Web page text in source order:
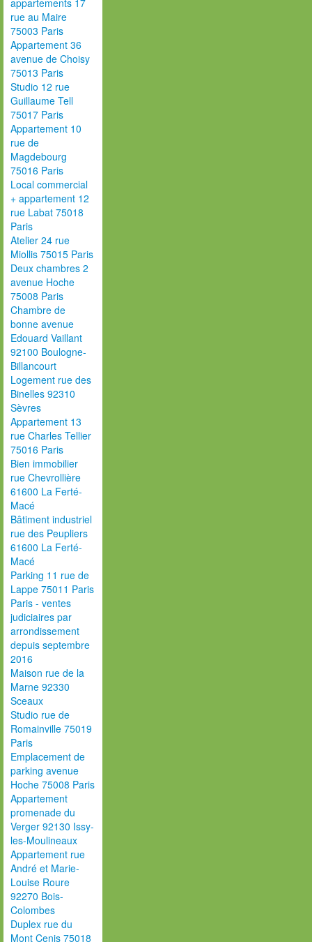
appartements 17
rue au Maire
75003 Paris
Appartement 36
avenue de Choisy
75013 Paris
Studio 12 rue
Guillaume Tell
75017 Paris
Appartement 10
rue de
Magdebourg
75016 Paris
Local commercial
+ appartement 12
rue Labat 75018
Paris
Atelier 24 rue
Miollis 75015 Paris
Deux chambres 2
avenue Hoche
75008 Paris
Chambre de
bonne avenue
Edouard Vaillant
92100 Boulogne-
Billancourt
Logement rue des
Binelles 92310
Sèvres
Appartement 13
rue Charles Tellier
75016 Paris
Bien immobilier
rue Chevrollière
61600 La Ferté-
Macé
Bâtiment industriel
rue des Peupliers
61600 La Ferté-
Macé
Parking 11 rue de
Lappe 75011 Paris
Paris - ventes
judiciaires par
arrondissement
depuis septembre
2016
Maison rue de la
Marne 92330
Sceaux
Studio rue de
Romainville 75019
Paris
Emplacement de
parking avenue
Hoche 75008 Paris
Appartement
promenade du
Verger 92130 Issy-
les-Moulineaux
Appartement rue
André et Marie-
Louise Roure
92270 Bois-
Colombes
Duplex rue du
Mont Cenis 75018